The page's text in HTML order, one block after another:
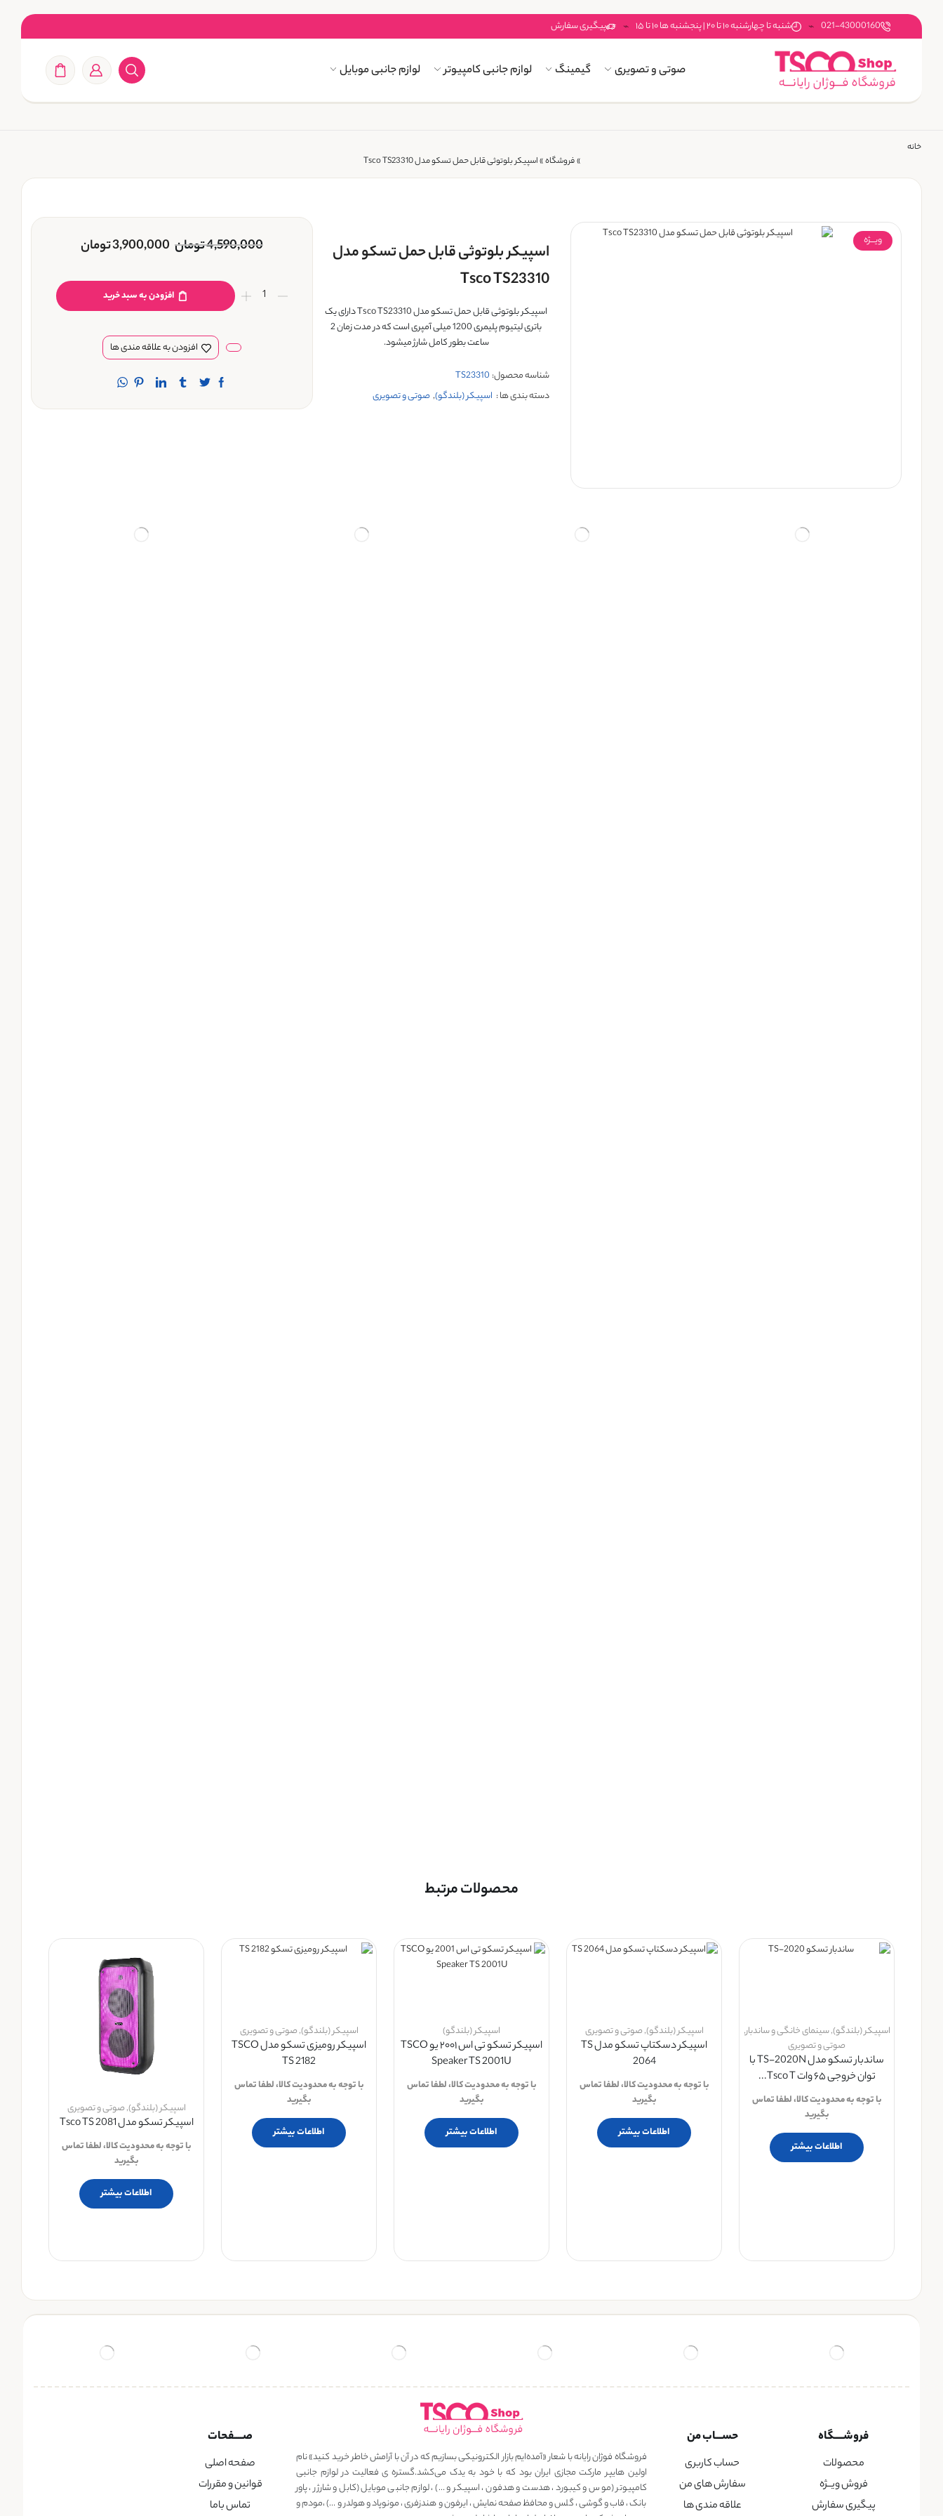
021-43000160 شنبه تا چهارشنبه ۱۰ تا ۲۰ | پنجشنبه ها ۱۰ تا ۱۵ پیگیری سفارش
صوتی و تصویری گیمینگ لوازم جانبی کامپیوتر لوازم جانبی موبایل
خانه
»فروشگاه»اسپیکر بلوتوثی قابل حمل تسکو مدل Tsco TS23310
ویـــژه
اسپیکر بلوتوثی قابل حمل تسکو مدل
Tsco TS23310
اسپیکر بلوتوثی قابل حمل تسکو مدل Tsco TS23310 دارای یک
باتری لیتیوم پلیمری 1200 میلی آمپری است که در مدت زمان 2
ساعت بطور کامل شارژ میشود.
شناسه محصول: TS23310
دسته بندی ها : اسپیکر (بلندگو), صوتی و تصویری
4,590,000تومان 3,900,000تومان
افزودن به سبد خرید
افزودن به علاقه مندی ها
محصولات مرتبط
اسپیکر (بلندگو),سینمای خانگی و ساندبار,
صوتی و تصویری
ساندبار تسکو مدل TS-2020N با
توان خروجی ۶۵ وات Tsco T...
با توجه به محدودیت کالا، لطفا تماس
بگیرید
اطلاعات بیشتر
اسپیکر (بلندگو),صوتی و تصویری
اسپیکر دسکتاپ تسکو مدل TS
2064
با توجه به محدودیت کالا، لطفا تماس
بگیرید
اطلاعات بیشتر
اسپیکر (بلندگو)
اسپیکر تسکو تی اس ۲۰۰۱ یو TSCO
Speaker TS 2001U
با توجه به محدودیت کالا، لطفا تماس
بگیرید
اطلاعات بیشتر
اسپیکر (بلندگو),صوتی و تصویری
اسپیکر رومیزی تسکو مدل TSCO
TS 2182
با توجه به محدودیت کالا، لطفا تماس
بگیرید
اطلاعات بیشتر
اسپیکر (بلندگو),صوتی و تصویری
اسپیکر تسکو مدل Tsco TS 2081
با توجه به محدودیت کالا، لطفا تماس
بگیرید
اطلاعات بیشتر
فروشــــگاه
محصولات
فروش ویــژه
پیگیری سفارش
حســـاب من
حساب کاربری
سفارش های من
علاقه مندی ها
فروشگاه فوژان رایانه با شعار «آمده‌ایم بازار الکترونیکی بسازیم که در آن با آرامش خاطر خرید کنید» نام
اولین هایپر مارکت مجازی ایران بود که با خود به یدک می‌کشد.گستره ی فعالیت در لوازم جانبی
کامپیوتر (موس و کیبورد ، هدست و هدفون ، اسپیکر و …) ، لوازم جانبی موبایل (کابل و شارژر ، پاور
بانک ، قاب و گوشی ، گلس و محافظ صفحه نمایش ، ایرفون و هندزفری ، مونوپاد و هولدر و …) ،مودم و
صــــفحات
صفحه اصلی
قوانین و مقررات
تماس باما